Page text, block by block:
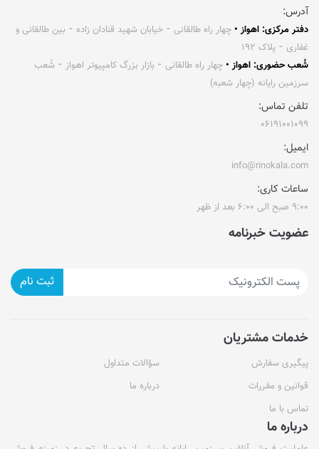
آدرس:
دفتر مرکزی: اهواز • چهار راه طالقانی ⁃ خیابان شهید قنادان زاده ⁃ بین طالقانی و
غفاری ⁃ پلاک ۱۹۲
شُعب حضوری: اهواز • چهار راه طالقانی ⁃ بازار بزرگ کامپیوتر اهواز ⁃ شُعب
سرزمین رایانه (چهار شعبه)
تلفن تماس:
۰۶۱۹۱۰۰۱۰۹۹
ایمیل:
info@rinokala.com
ساعات کاری:
۹:۰۰ صبح الی ۶:۰۰ بعد از ظهر
عضویت خبرنامه
ثبت نام
خدمات مشتریان
پیگیری سفارش
سؤالات متداول
قوانین و مقررات
درباره ما
تماس با ما
درباره ما